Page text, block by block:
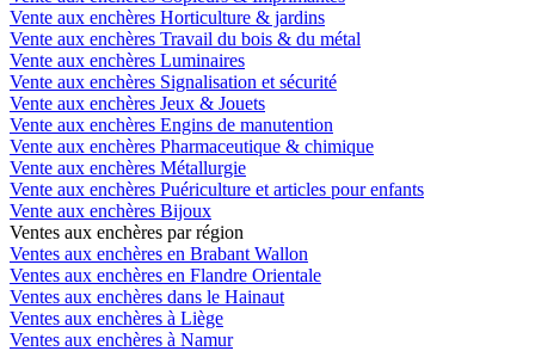
Vente aux enchères Horticulture & jardins
Vente aux enchères Travail du bois & du métal
Vente aux enchères Luminaires
Vente aux enchères Signalisation et sécurité
Vente aux enchères Jeux & Jouets
Vente aux enchères Engins de manutention
Vente aux enchères Pharmaceutique & chimique
Vente aux enchères Métallurgie
Vente aux enchères Puériculture et articles pour enfants
Vente aux enchères Bijoux
Ventes aux enchères par région
Ventes aux enchères en Brabant Wallon
Ventes aux enchères en Flandre Orientale
Ventes aux enchères dans le Hainaut
Ventes aux enchères à Liège
Ventes aux enchères à Namur